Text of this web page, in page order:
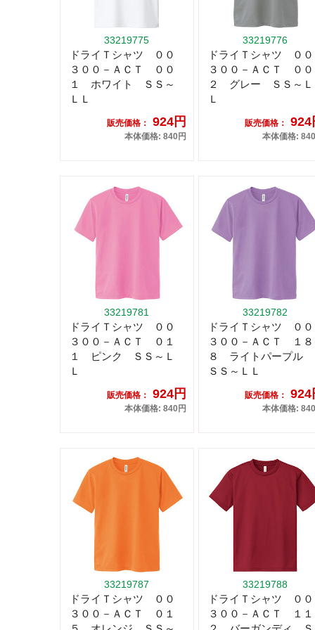
33219775
ドライＴシャツ ００
３００－ＡＣＴ ００
１ ホワイト ＳＳ～
ＬＬ
販売価格： 924円
本体価格: 840円
33219776
ドライＴシャツ ００
３００－ＡＣＴ ００
２ グレー ＳＳ～Ｌ
Ｌ
販売価格： 924
本体価格:
33219781
ドライＴシャツ ００
３００－ＡＣＴ ０１
１ ピンク ＳＳ～Ｌ
Ｌ
販売価格： 924円
本体価格: 840円
33219782
ドライＴシャツ ００
３００－ＡＣＴ １８
８ ライトパープル
ＳＳ～ＬＬ
販売価格： 924
本体価格:
33219787
ドライＴシャツ ００
３００－ＡＣＴ ０１
33219788
ドライＴシャツ ００
３００－ＡＣＴ １１